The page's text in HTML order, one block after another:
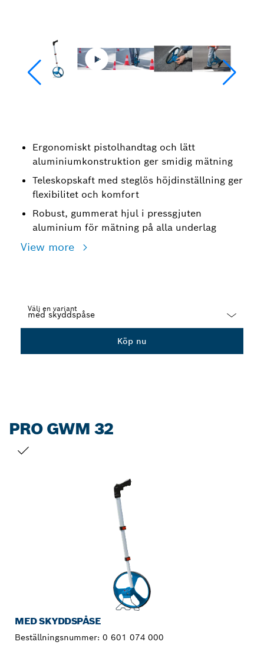
Ergonomiskt pistolhandtag och lätt
aluminiumkonstruktion ger smidig mätning
Teleskopskaft med steglös höjdinställning ger
flexibilitet och komfort
Robust, gummerat hjul i pressgjuten
aluminium för mätning på alla underlag
View more
Välj en variant
Köp nu
PRO GWM 32
MED SKYDDSPÅSE
Beställningsnummer: 0 601 074 000